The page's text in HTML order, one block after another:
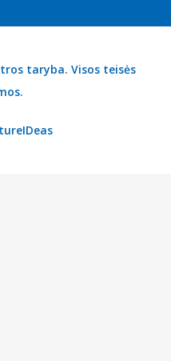
taryba. Visos teisės